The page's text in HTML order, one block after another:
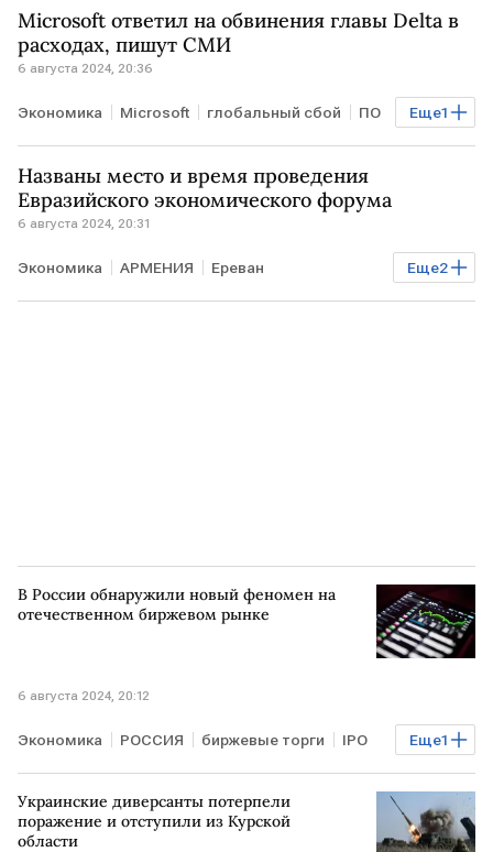
Microsoft ответил на обвинения главы Delta в
расходах, пишут СМИ
6 августа 2024, 20:36
Еще1
Экономика Microsoft глобальный сбой ПО
Windows
Названы место и время проведения
Евразийского экономического форума
6 августа 2024, 20:31
Еще2
Экономика АРМЕНИЯ Ереван
Евразийский экономический форум ЕАЭС
В России обнаружили новый феномен на
отечественном биржевом рынке
6 августа 2024, 20:12
Еще1
Экономика РОССИЯ биржевые торги IPO
российский рынок акций
Украинские диверсанты потерпели
поражение и отступили из Курской
области